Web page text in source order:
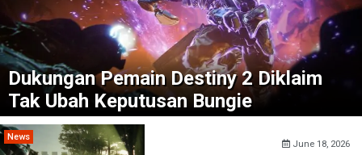
Dukungan Pemain Destiny 2 Diklaim
Tak Ubah Keputusan Bungie
News
June 18, 2026